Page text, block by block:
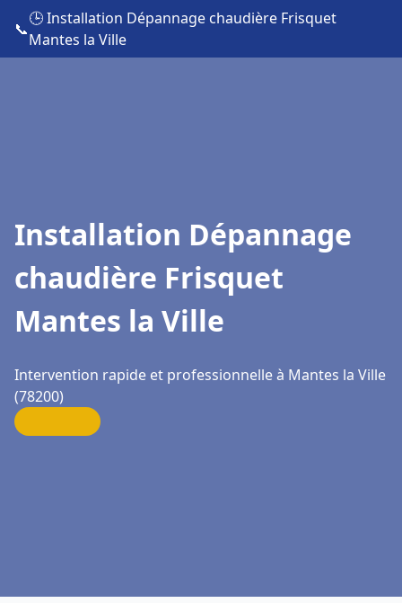
📞
🕒 Installation Dépannage chaudière Frisquet
Mantes la Ville
Installation Dépannage
chaudière Frisquet
Mantes la Ville
Intervention rapide et professionnelle à Mantes la Ville
(78200)